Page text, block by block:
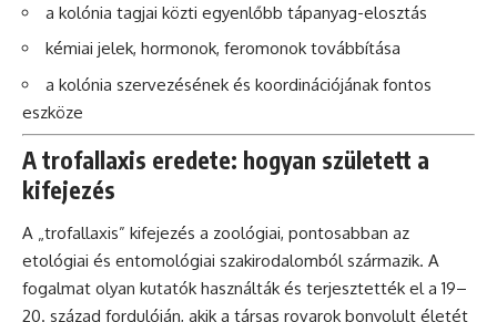
a kolónia tagjai közti egyenlőbb tápanyag-elosztás
kémiai jelek, hormonok, feromonok továbbítása
a kolónia szervezésének és koordinációjának fontos
eszköze
A trofallaxis eredete: hogyan született a
kifejezés
A „trofallaxis” kifejezés a zoológiai, pontosabban az
etológiai és entomológiai szakirodalomból származik. A
fogalmat olyan kutatók használták és terjesztették el a 19–
20. század fordulóján, akik a társas rovarok bonyolult életét